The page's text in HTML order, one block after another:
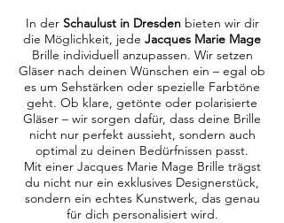
In der Schaulust in Dresdenbieten wir dir
die Möglichkeit, jede Jacques Marie Mage
Brille individuell anzupassen. Wir setzen
Gläser nach deinen Wünschen ein – egal ob
es um Sehstärken oder spezielle Farbtöne
geht. Ob klare, getönte oder polarisierte
Gläser – wir sorgen dafür, dass deine Brille
nicht nur perfekt aussieht, sondern auch
optimal zu deinen Bedürfnissen passt.
Mit einer Jacques Marie Mage Brille trägst
du nicht nur ein exklusives Designerstück,
sondern ein echtes Kunstwerk, das genau
für dich personalisiert wird.